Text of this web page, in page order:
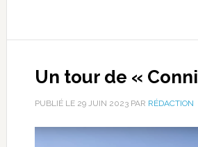
Un tour de «
PUBLIÉ LE 29 JUIN 2023PAR RÉDACTION